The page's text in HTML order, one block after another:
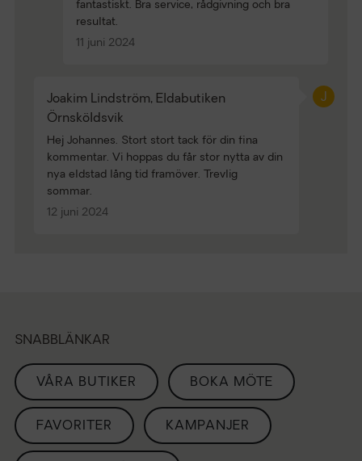
fantastiskt. Bra service, rådgivning och bra
resultat.
11 juni 2024
Joakim Lindström, Eldabutiken
Örnsköldsvik
Hej Johannes. Stort stort tack för din fina
kommentar. Vi hoppas du får stor nytta av din
nya eldstad lång tid framöver. Trevlig
sommar.
12 juni 2024
J
SNABBLÄNKAR
VÅRA BUTIKER BOKA MÖTE
FAVORITER KAMPANJER